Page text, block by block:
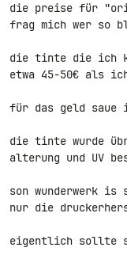
die preise für
frag mich wer so
die tinte die ich
etwa 45-50€ als
für das geld saue
die tinte wurde
alterung und UV
son wunderwerk
nur die
eigentlich sollte